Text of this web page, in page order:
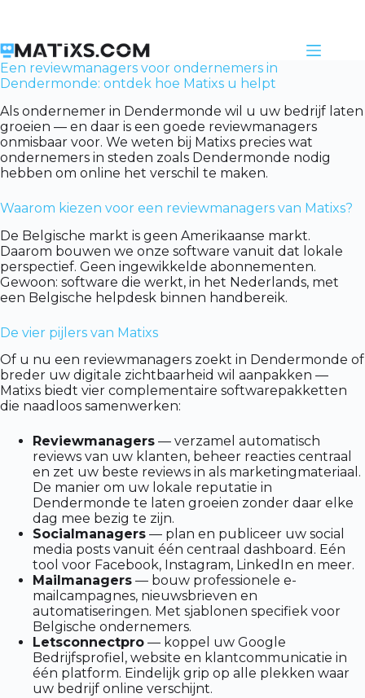
Een reviewmanagers voor ondernemers in
Dendermonde: ontdek hoe Matixs u helpt
Als ondernemer in Dendermonde wil u uw bedrijf laten
groeien — en daar is een goede reviewmanagers
onmisbaar voor. We weten bij Matixs precies wat
ondernemers in steden zoals Dendermonde nodig
hebben om online het verschil te maken.
Waarom kiezen voor een reviewmanagers van Matixs?
De Belgische markt is geen Amerikaanse markt.
Daarom bouwen we onze software vanuit dat lokale
perspectief. Geen ingewikkelde abonnementen.
Gewoon: software die werkt, in het Nederlands, met
een Belgische helpdesk binnen handbereik.
De vier pijlers van Matixs
Of u nu een reviewmanagers zoekt in Dendermonde of
breder uw digitale zichtbaarheid wil aanpakken —
Matixs biedt vier complementaire softwarepakketten
die naadloos samenwerken:
Reviewmanagers — verzamel automatisch
reviews van uw klanten, beheer reacties centraal
en zet uw beste reviews in als marketingmateriaal.
De manier om uw lokale reputatie in
Dendermonde te laten groeien zonder daar elke
dag mee bezig te zijn.
Socialmanagers — plan en publiceer uw social
media posts vanuit één centraal dashboard. Eén
tool voor Facebook, Instagram, LinkedIn en meer.
Mailmanagers — bouw professionele e-
mailcampagnes, nieuwsbrieven en
automatiseringen. Met sjablonen specifiek voor
Belgische ondernemers.
Letsconnectpro — koppel uw Google
Bedrijfsprofiel, website en klantcommunicatie in
één platform. Eindelijk grip op alle plekken waar
uw bedrijf online verschijnt.